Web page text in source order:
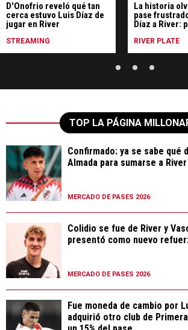
D'Onofrio reveló qué tan
cerca estuvo Luis Díaz de
jugar en River
STREAMING
La historia
pase
Díaz a River:
RIVER PLATE
TOP LA PÁGINA
Confirmado: ya se sabe qué
Almada para sumarse a River
MERCADO DE PASES 2026
Colidio se fue de River y
presentó como nuevo
MERCADO DE PASES 2026
Fue moneda de cambio por
adquirió otro club de